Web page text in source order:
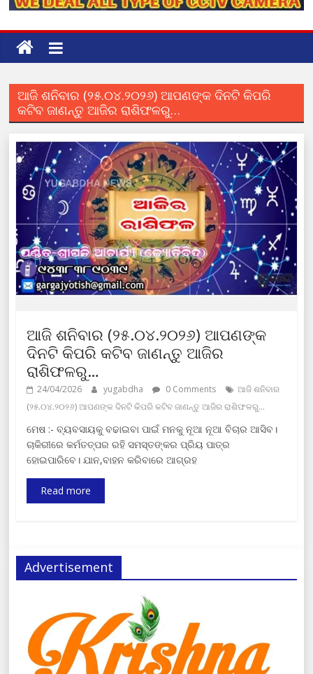
ଆଜି ଶନିବାର (୨୫.୦୪.୨୦୨୬) ଆପଣଙ୍କ ଦିନଟି କିପରି
କଟିବ ଜାଣନ୍ତୁ ଆଜିର ରାଶିଫଳରୁ…
ଆଜି ଶନିବାର (୨୫.୦୪.୨୦୨୬) ଆପଣଙ୍କ
ଦିନଟି କିପରି କଟିବ ଜାଣନ୍ତୁ ଆଜିର
ରାଶିଫଳରୁ…
24/04/2026 yugabdha 0 Comments
ଆଜି ଶନିବାର
(୨୫.୦୪.୨୦୨୬) ଆପଣଙ୍କ ଦିନଟି କିପରି କଟିବ ଜାଣନ୍ତୁ ଆଜିର ରାଶିଫଳରୁ…
ମେଷ :- ବ୍ୟବସାୟକୁ ବଢାଇବା ପାଇଁ ମନକୁ ନୂଆ ନୂଆ ବିଚାର ଆସିବ।
ଚାକିରୀରେ କର୍ମତତ୍‌ପର ରହି ସମସ୍ତଙ୍କର ପ୍ରିୟ ପାତ୍ର
ହୋଇପାରିବେ। ଯାନ,ବାହନ କରିବାରେ ଆଗ୍ରହ
Read more
Advertisement